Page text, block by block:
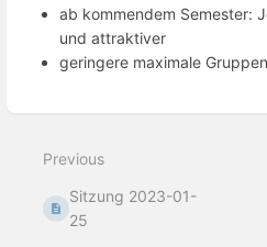
ab kommendem Semester:
und attraktiver
geringere maximale
mode
Previous
Sitzung 2023-01-
25